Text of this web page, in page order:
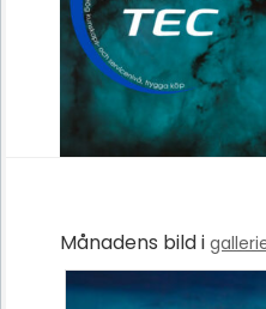
Månadens bild i